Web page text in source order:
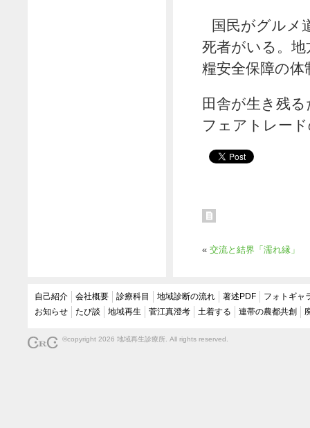
国民がグルメ
死者がいる。
糧安全保障の
田舎が生き残
フェアトレー
«交流と結界「濡れ縁」
自己紹介 会社概要 診療科目 地域診断の流れ 著述PDF
フォトギャ
お知らせ
たび談 地域再生 菅江真澄考 土着する 連帯の農都共創
©copyright 2026 地域再生診療所. All rights reserved.